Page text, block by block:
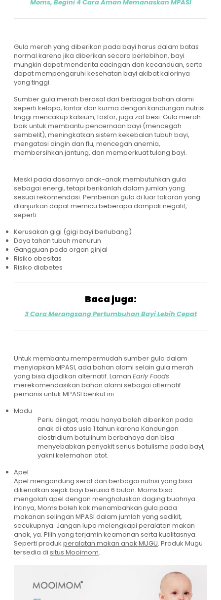
Moms, Begini 4 Cara Aman Memanaskan MPASI
Gula merah yang diberikan pada bayi harus dalam batas
normal karena jika diberikan secara berlebihan, bayi
mungkin dapat menderita cacingan dan kecanduan, serta
dapat mempengaruhi kesehatan bayi akibat kalorinya
yang tinggi.
Sumber gula merah berasal dari berbagai bahan alami
seperti kelapa, lontar dan kurma dengan kandungan nutrisi
tinggi mencakup kalsium, fosfor, juga zat besi. Gula merah
baik untuk membantu pencernaan bayi (mencegah
sembelit), meningkatkan sistem kekebalan tubuh bayi,
mengatasi dingin dan flu, mencegah anemia,
membersihkan jantung, dan memperkuat tulang bayi.
Meski pada dasarnya anak-anak membutuhkan gula
sebagai energi, tetapi berikanlah dalam jumlah yang
sesuai rekomendasi. Pemberian gula di luar takaran yang
dianjurkan dapat memicu beberapa dampak negatif,
seperti:
Kerusakan gigi (gigi bayi berlubang)
Daya tahan tubuh menurun
Gangguan pada organ ginjal
Risiko obesitas
Risiko diabetes
Baca juga:
3 Cara Merangsang Pertumbuhan Bayi Lebih Cepat
Untuk membantu mempermudah sumber gula dalam
menyiapkan MPASI, ada bahan alami selain gula merah
yang bisa dijadikan alternatif. Laman Early Foods
merekomendasikan bahan alami sebagai alternatif
pemanis untuk MPASI berikut ini.
Madu
Perlu diingat, madu hanya boleh diberikan pada
anak di atas usia 1 tahun karena Kandungan
clostridium botulinum berbahaya dan bisa
menyebabkan penyakit serius botulisme pada bayi,
yakni kelemahan otot.
Apel
Apel mengandung serat dan berbagai nutrisi yang bisa
dikenalkan sejak bayi berusia 6 bulan. Moms bisa
mengolah apel dengan menghaluskan daging buahnya.
Intinya, Moms boleh kok menambahkan gula pada
makanan selingan MPASI dalam jumlah yang sedikit,
secukupnya. Jangan lupa melengkapi peralatan makan
anak, ya. Pilih yang terjamin keamanan serta kualitasnya.
Seperti produk peralatan makan anak MUGU. Produk Mugu
tersedia di situs Mooimom.